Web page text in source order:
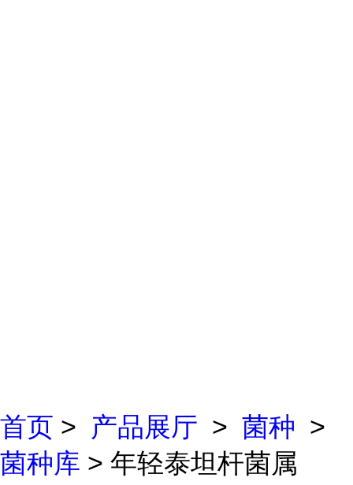
首页 > 产品展厅 > 菌种 >
菌种库 > 年轻泰坦杆菌属